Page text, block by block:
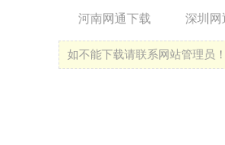
河南网通下载
深圳网
如不能下载请联系网站管理员！